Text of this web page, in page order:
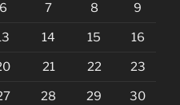
6 7 8 9
14 15 16
21 22 23
28 29 30